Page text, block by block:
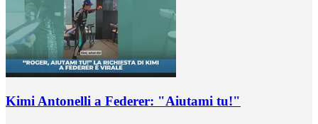
Kimi Antonelli a Federer: "Aiutami tu!"